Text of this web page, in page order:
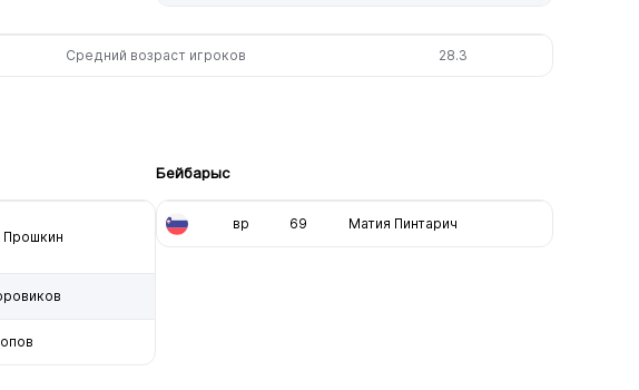
Средний возраст игроков 28.3
Бейбарыс
вр 69 Матия Пинтарич